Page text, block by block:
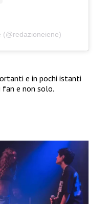
(@redazioneiene)
e in pochi istanti
e non solo.